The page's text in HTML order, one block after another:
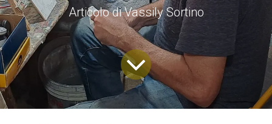
Articolo di Vassily Sortino